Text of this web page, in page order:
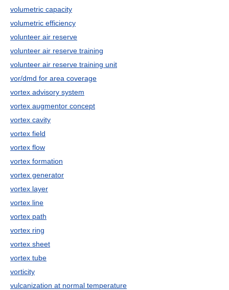
volumetric capacity
volumetric efficiency
volunteer air reserve
volunteer air reserve training
volunteer air reserve training unit
vor/dmd for area coverage
vortex advisory system
vortex augmentor concept
vortex cavity
vortex field
vortex flow
vortex formation
vortex generator
vortex layer
vortex line
vortex path
vortex ring
vortex sheet
vortex tube
vorticity
vulcanization at normal temperature